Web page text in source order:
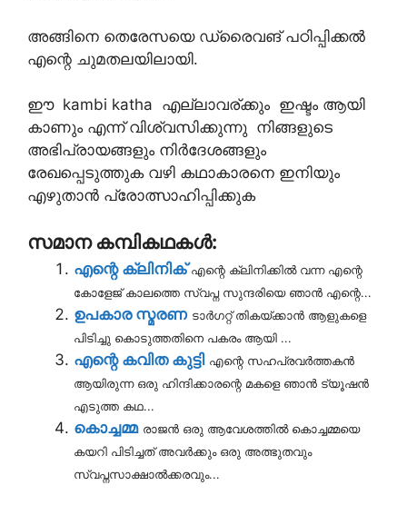
അങ്ങിനെ തെരേസയെ ഡ്രൈവങ് പഠിപ്പിക്കൽ
എന്റെ ചുമതലയിലായി.
ഈ kambi katha എല്ലാവര്ക്കും ഇഷ്ടം ആയി
കാണും എന്ന് വിശ്വസിക്കുന്നു നിങ്ങളുടെ
അഭിപ്രായങ്ങളും നിർദേശങ്ങളും
രേഖപ്പെടുത്തുക വഴി കഥാകാരനെ ഇനിയും
എഴുതാൻ പ്രോത്സാഹിപ്പിക്കുക
സമാന കമ്പികഥകൾ:
എന്റെ ക്ലിനിക് എന്റെ ക്ലിനിക്കിൽ വന്ന എന്റെ
കോളേജ് കാലത്തെ സ്വപ്ന സുന്ദരിയെ ഞാൻ എന്റെ...
ഉപകാര സ്മരണ ടാർഗറ്റ് തികയ്ക്കാൻ ആളുകളെ
പിടിച്ചു കൊടുത്തതിനെ പകരം ആയി ...
എന്റെ കവിത കുട്ടി എന്റെ സഹപ്രവർത്തകൻ
ആയിരുന്ന ഒരു ഹിന്ദിക്കാരന്റെ മകളെ ഞാൻ ട്യൂഷൻ
എടുത്ത കഥ...
കൊച്ചമ്മ രാജൻ ഒരു ആവേശത്തിൽ കൊച്ചമ്മയെ
കയറി പിടിച്ചത് അവർക്കും ഒരു അത്ഭുതവും
സ്വപ്നസാക്ഷാൽക്കരവും...